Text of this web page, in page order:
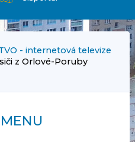
- internetová televize
z Orlové-Poruby
MENU